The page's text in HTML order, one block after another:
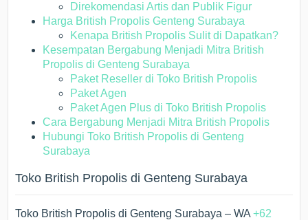
Direkomendasi Artis dan Publik Figur
Harga British Propolis Genteng Surabaya
Kenapa British Propolis Sulit di Dapatkan?
Kesempatan Bergabung Menjadi Mitra British
Propolis di Genteng Surabaya
Paket Reseller di Toko British Propolis
Paket Agen
Paket Agen Plus di Toko British Propolis
Cara Bergabung Menjadi Mitra British Propolis
Hubungi Toko British Propolis di Genteng
Surabaya
Toko British Propolis di Genteng Surabaya
Toko British Propolis di Genteng Surabaya – WA+62